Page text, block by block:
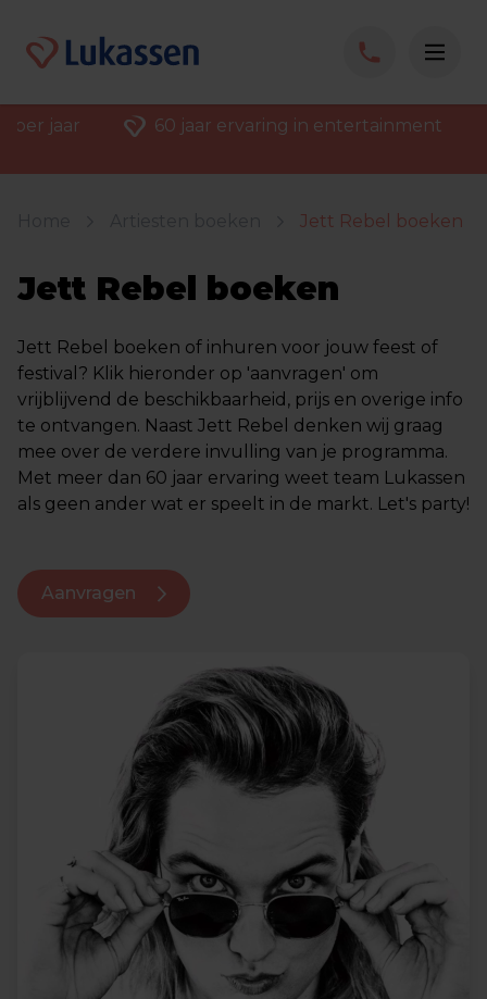
per jaar 60 jaar ervaring in entertainment
Jett Rebel boeken
Jett Rebel boeken
Jett Rebel boeken of inhuren voor jouw feest of
festival? Klik hieronder op 'aanvragen' om
vrijblijvend de beschikbaarheid, prijs en overige info
te ontvangen. Naast Jett Rebel denken wij graag
mee over de verdere invulling van je programma.
Met meer dan 60 jaar ervaring weet team Lukassen
als geen ander wat er speelt in de markt. Let's party!
Aanvragen